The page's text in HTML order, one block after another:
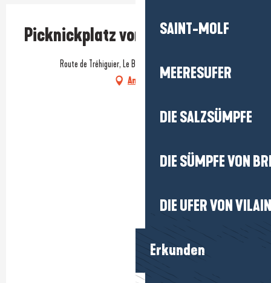
SAINT-MOLF
MEERESUFER
DIE SALZSÜMPFE
DIE SÜMPFE VON
DIE UFER VON
Erkunden
Picknickplatz von Branzais
Route de Tréhiguier, Le Branzais, 56760 Pénestin
Anfahrt